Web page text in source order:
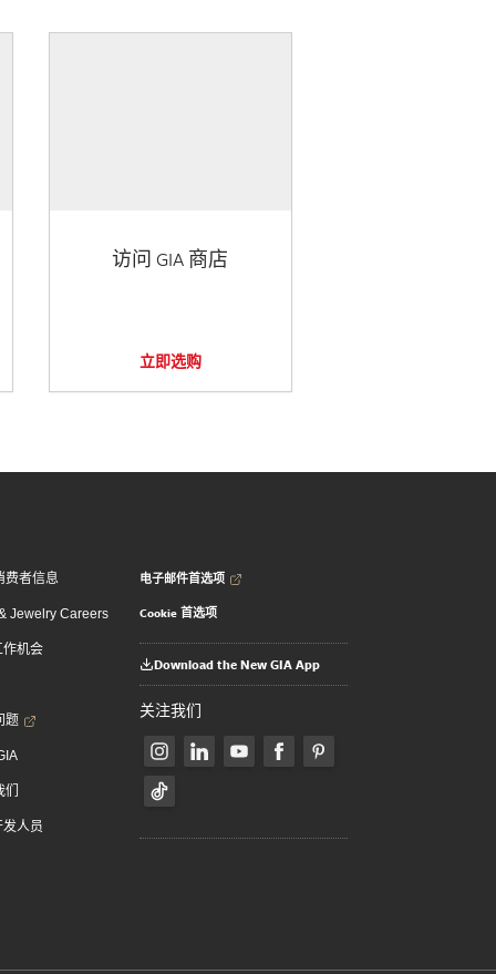
访问 GIA 商店
立即选购
费者信息
Jewelry Careers
作机会
题
发人员
电子邮件首选项
Cookie 首选项
Download the New GIA App
关注我们